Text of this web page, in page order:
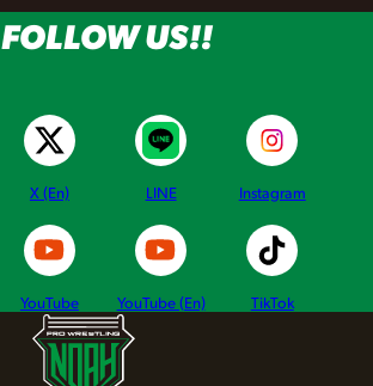
FOLLOW US!!
X (En) LINE Instagram
YouTube YouTube (En) TikTok